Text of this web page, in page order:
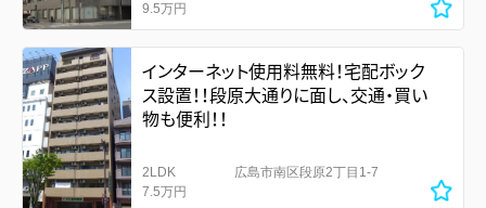
9.5万円
インターネット使用料無料！宅配ボック
ス設置！！段原大通りに面し、交通・買い
物も便利！！
2LDK
7.5万円
広島市南区段原2丁目1-7